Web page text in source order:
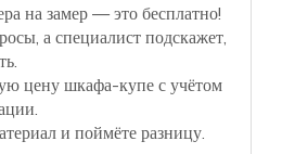
на замер — это бесплатно!
а специалист подскажет,
цену шкафа-купе с учётом
и поймёте разницу.